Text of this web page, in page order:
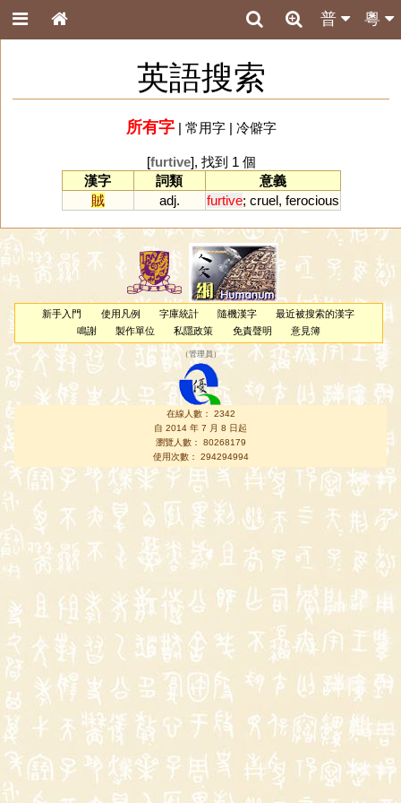
粵
普
英語搜索
所有字| 常用字| 冷僻字
[furtive], 找到 1 個
漢字
詞類
意義
賊
adj. furtive; cruel, ferocious
新手入門 使用凡例 字庫統計 隨機漢字
最近被搜索的漢字
鳴謝
製作單位 私隱政策 免責聲明 意見簿
（管理員 ）
在線人數： 2342
自 2014 年 7 月 8 日起
瀏覽人數： 80268179
使用次數： 294294994